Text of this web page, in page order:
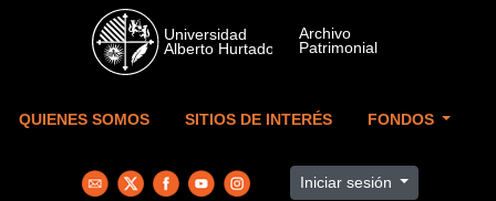
Skip to main content
QUIENES SOMOS SITIOS DE INTERÉS FONDOS
Iniciar sesión